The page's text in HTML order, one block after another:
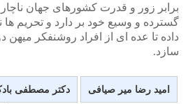
برابر زور و قدرت کشورهای جهان
گسترده و وسیع خود بر دارد و تحریم ها
داده تا عده ای از افراد روشنفکر میهن
سازد.
امید رضا میر صیافی دکتر مصطفی